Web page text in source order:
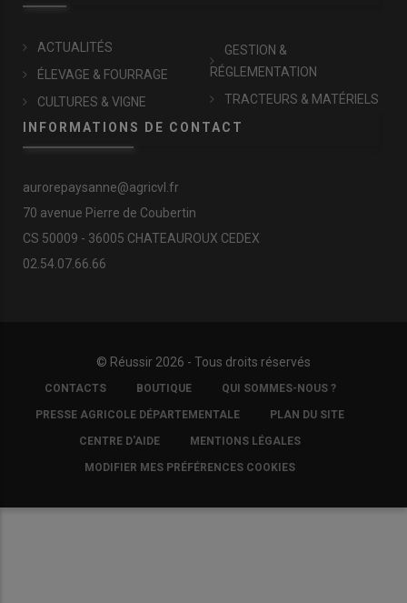
ACTUALITÉS
ÉLEVAGE & FOURRAGE
CULTURES & VIGNE
GESTION &
RÉGLEMENTATION
TRACTEURS & MATÉRIELS
INFORMATIONS DE CONTACT
aurorepaysanne@agricvl.fr
70 avenue Pierre de Coubertin
CS 50009 - 36005 CHATEAUROUX CEDEX
02.54.07.66.66
© Réussir 2026 - Tous droits réservés
FOOTER
COPYRIGHT
CONTACTS BOUTIQUE QUI SOMMES-NOUS ?
PRESSE AGRICOLE DÉPARTEMENTALE PLAN DU SITE
CENTRE D'AIDE MENTIONS LÉGALES
MODIFIER MES PRÉFÉRENCES COOKIES